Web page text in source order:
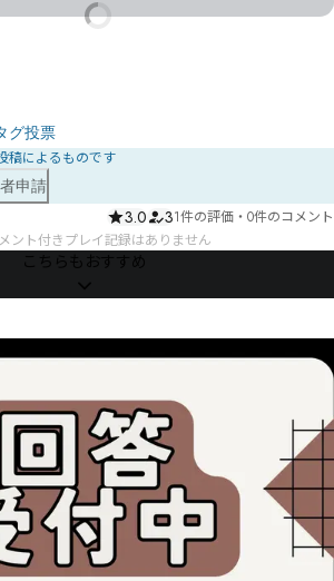
グ投票
稿によるものです
申請
3.0 31件の評価 ・ 0件のコメント
ント付きプレイ記録はありません
こちらもおすすめ